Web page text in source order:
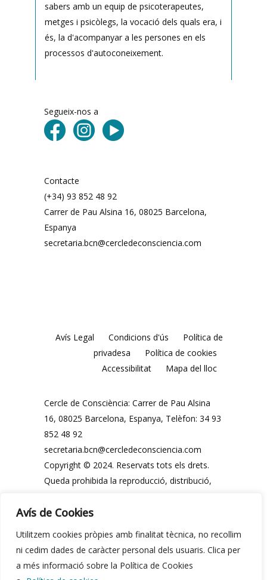
Avís de Cookies
Utilitzem cookies pròpies amb finalitat tècnica, no recollim
ni cedim dades de caràcter personal dels usuaris. Clica per
a més informació sobre la Política de Cookies
sabers amb un equip de psicoterapeutes,
metges i psicòlegs, la vocació dels quals era, i
és, la d'acompanyar a les persones en els
processos d'autoconeixement.
Segueix-nos a
Contacte
(+34) 93 852 48 92
Carrer de Pau Alsina 16, 08025 Barcelona, ​​
Espanya
secretaria.bcn@cercledeconsciencia.com
Avís Legal Condicions d'ús
Política de
privadesa
Política de cookies
Accessibilitat
Mapa del lloc
Cercle de Consciència: Carrer de Pau Alsina
16, 08025 Barcelona, ​​Espanya, Telèfon: 34 93
852 48 92
secretaria.bcn@cercledeconsciencia.com
Copyright © 2024. Reservats tots els drets.
Queda prohibida la reproducció, distribució,
parcial, dels continguts d'aquesta web, en
autorització prèvia i expressa per escrit del
Cercle de Consciència o dels seus legítims